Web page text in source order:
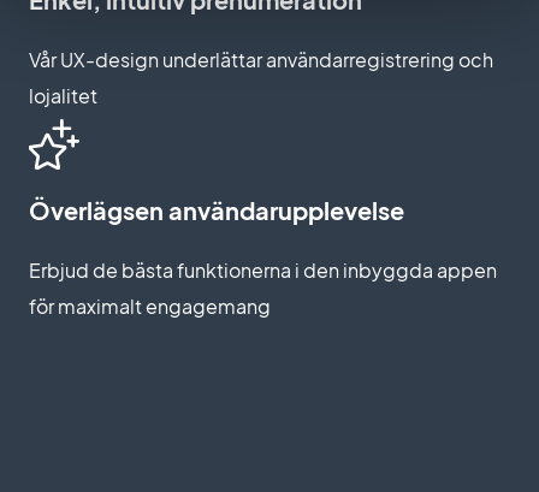
Vår UX-design underlättar användarregistrering och
lojalitet
Överlägsen användarupplevelse
Erbjud de bästa funktionerna i den inbyggda appen
för maximalt engagemang